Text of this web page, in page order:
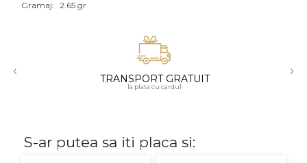
18K
Gramaj: 2.65 gr
‹ TRANSPORT GRATUIT
la plata cu cardul
›
S-ar putea sa iti placa si: